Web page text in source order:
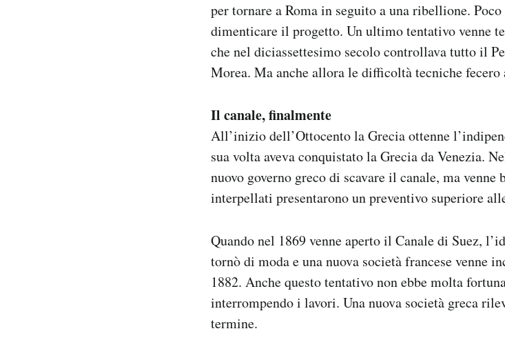
per tornare a Roma in seguito a una ribellione.
dimenticare il progetto. Un ultimo tentativo venne
che nel diciassettesimo secolo controllava tutto il
Morea. Ma anche allora le difficoltà tecniche
Il canale, finalmente
All’inizio dell’Ottocento la Grecia ottenne
sua volta aveva conquistato la Grecia da Venezia.
nuovo governo greco di scavare il canale, ma
interpellati presentarono un preventivo superiore
Quando nel 1869 venne aperto il Canale di Suez,
tornò di moda e una nuova società francese venne
1882. Anche questo tentativo non ebbe molta
interrompendo i lavori. Una nuova società greca
termine.